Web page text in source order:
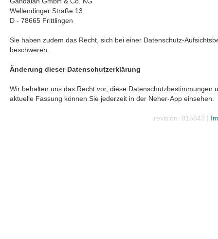
Wellendinger Straße 13
D - 78665 Frittlingen
Sie haben zudem das Recht, sich bei einer Datenschutz-
beschweren.
Änderung dieser Datenschutzerklärung
Wir behalten uns das Recht vor, diese
aktuelle Fassung können Sie jederzeit in der Neher-App einsehen.
revision: 915643 |